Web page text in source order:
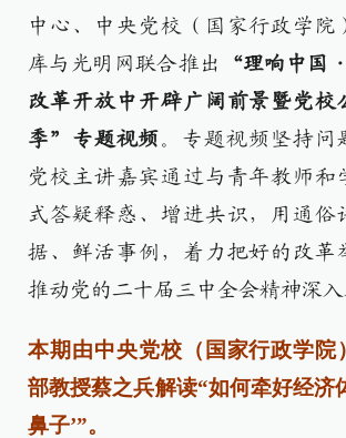
中心、中央党校（国家行政学院
库与光明网联合推出
“理响中国
改革开放中开辟广阔前景暨党校
季”专题视频。专题视频坚持问
党校主讲嘉宾通过与青年教师和
式答疑释惑、增进共识，用通俗
据、鲜活事例，着力把好的改革
推动党的二十届三中全会精神深入
本期由中央党校（国家行政学院
部教授蔡之兵解读“如何牵好经济
鼻子’”。